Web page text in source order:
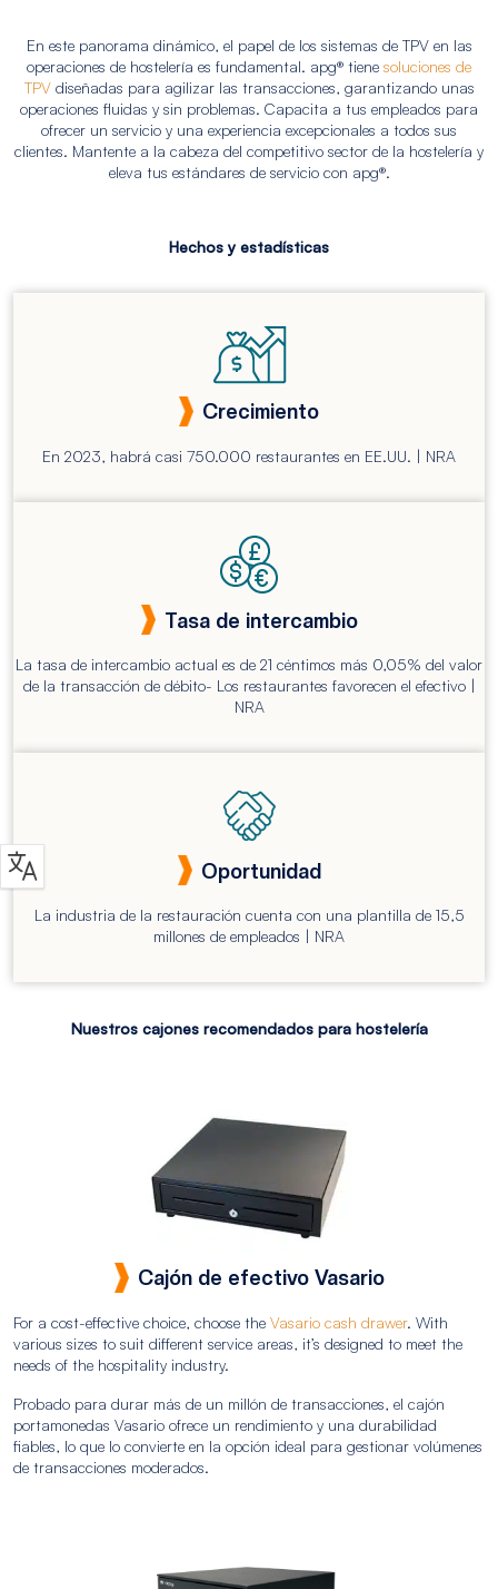
En este panorama dinámico, el papel de los sistemas de TPV en las
operaciones de hostelería es fundamental. apg® tiene soluciones de
TPVdiseñadas para agilizar las transacciones, garantizando unas
operaciones fluidas y sin problemas. Capacita a tus empleados para
ofrecer un servicio y una experiencia excepcionales a todos sus
clientes. Mantente a la cabeza del competitivo sector de la hostelería y
eleva tus estándares de servicio con apg®.
Hechos y estadísticas
Crecimiento
En 2023, habrá casi 750.000 restaurantes en EE.UU. | NRA
Tasa de intercambio
La tasa de intercambio actual es de 21 céntimos más 0,05% del valor
de la transacción de débito- Los restaurantes favorecen el efectivo |
NRA
Oportunidad
La industria de la restauración cuenta con una plantilla de 15,5
millones de empleados | NRA
Nuestros cajones recomendados para hostelería
Cajón de efectivo Vasario
For a cost-effective choice, choose the Vasario cash drawer. With
various sizes to suit different service areas, it’s designed to meet the
needs of the hospitality industry.
Probado para durar más de un millón de transacciones, el cajón
portamonedas Vasario ofrece un rendimiento y una durabilidad
fiables, lo que lo convierte en la opción ideal para gestionar volúmenes
de transacciones moderados.